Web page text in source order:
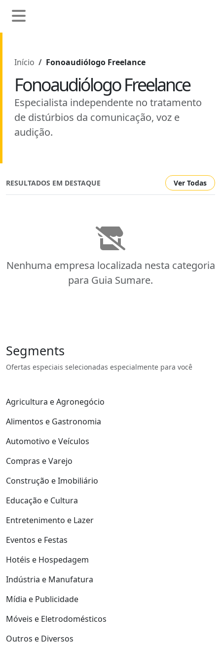
Início Fonoaudiólogo Freelance
Fonoaudiólogo Freelance
Especialista independente no tratamento
de distúrbios da comunicação, voz e
audição.
RESULTADOS EM DESTAQUE Ver Todas
Nenhuma empresa localizada nesta categoria
para Guia Sumare.
Segments
Ofertas especiais selecionadas especialmente para você
Agricultura e Agronegócio
Alimentos e Gastronomia
Automotivo e Veículos
Compras e Varejo
Construção e Imobiliário
Educação e Cultura
Entretenimento e Lazer
Eventos e Festas
Hotéis e Hospedagem
Indústria e Manufatura
Mídia e Publicidade
Móveis e Eletrodomésticos
Outros e Diversos